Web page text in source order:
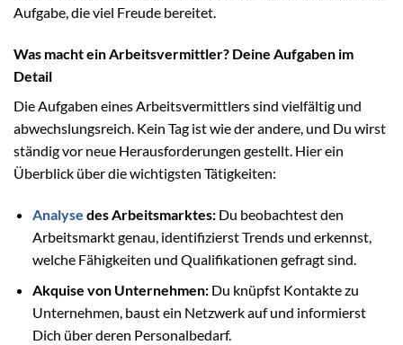
Aufgabe, die viel Freude bereitet.
Was macht ein Arbeitsvermittler? Deine Aufgaben im
Detail
Die Aufgaben eines Arbeitsvermittlers sind vielfältig und
abwechslungsreich. Kein Tag ist wie der andere, und Du wirst
ständig vor neue Herausforderungen gestellt. Hier ein
Überblick über die wichtigsten Tätigkeiten:
Analyse des Arbeitsmarktes:Du beobachtest den
Arbeitsmarkt genau, identifizierst Trends und erkennst,
welche Fähigkeiten und Qualifikationen gefragt sind.
Akquise von Unternehmen:Du knüpfst Kontakte zu
Unternehmen, baust ein Netzwerk auf und informierst
Dich über deren Personalbedarf.